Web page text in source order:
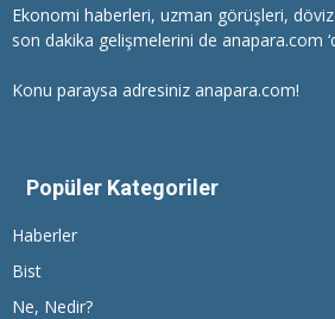
Ekonomi haberleri, uzman görüşleri,
son dakika gelişmelerini de anapara.com
Konu paraysa adresiniz anapara.com!
Popüler Kategoriler
Haberler
Bist
Ne, Nedir?